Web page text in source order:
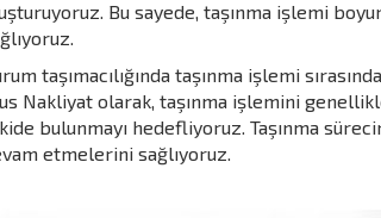
Bu sayede, taşınma işlemi
taşımacılığında taşınma işlemi
Nakliyat olarak, taşınma işlemini
bulunmayı hedefliyoruz. Taşınma
etmelerini sağlıyoruz.